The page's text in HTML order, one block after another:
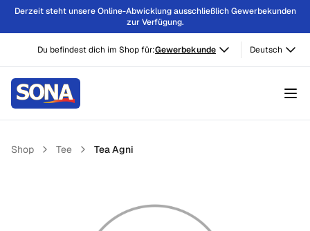
Derzeit steht unsere Online-Abwicklung ausschließlich Gewerbekunden
zur Verfügung.
Du befindest dich im Shop für:Gewerbekunde Deutsch
Shop Tee Tea Agni